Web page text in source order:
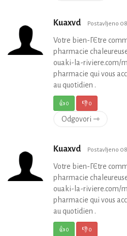
Kuaxvd Postavljeno
Votre bien-ГЄtre
pharmacie
ouaki-la-riviere.com/
pharmacie qui vous
au quotidien .
👍0 👎0
Odgovori ⇾
Kuaxvd Postavljeno
Votre bien-ГЄtre
pharmacie
ouaki-la-riviere.com/
pharmacie qui vous
au quotidien .
👍0 👎0